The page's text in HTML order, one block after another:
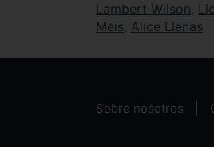
Lambert Wilson,
Meis, Alice Llenas
Sobre nosotros